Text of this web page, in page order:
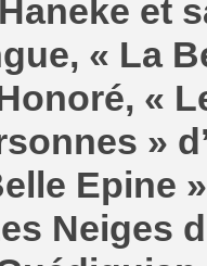
et
« La
«
»
Epine
Neiges